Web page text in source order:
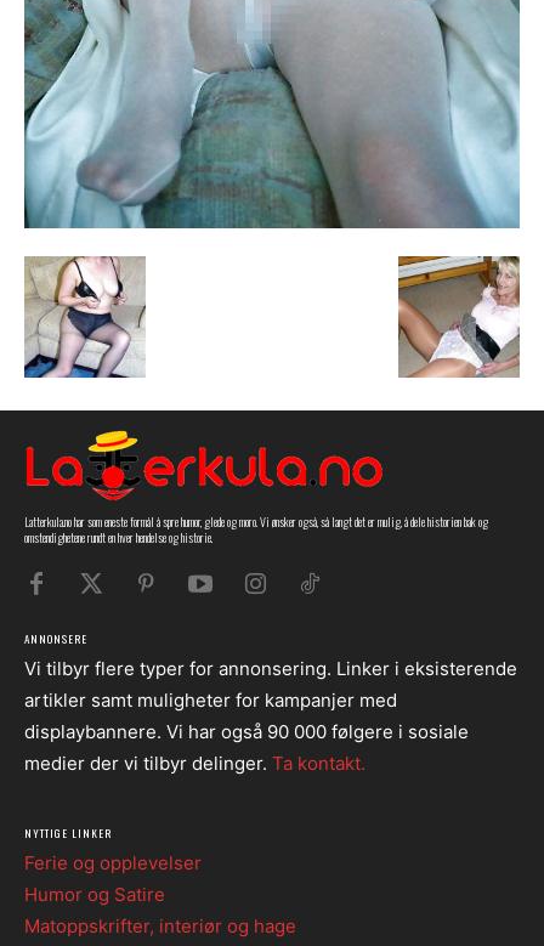
Latterkula.no har som eneste formål å spre humor, glede og moro. Vi ønsker også, så langt det er mulig, å dele historien bak og
omstendighetene rundt en hver hendelse og historie.
ANNONSERE
Vi tilbyr flere typer for annonsering. Linker i eksisterende
artikler samt muligheter for kampanjer med
displaybannere. Vi har også 90 000 følgere i sosiale
medier der vi tilbyr delinger. Ta kontakt.
NYTTIGE LINKER
Ferie og opplevelser
Humor og Satire
Matoppskrifter, interiør og hage